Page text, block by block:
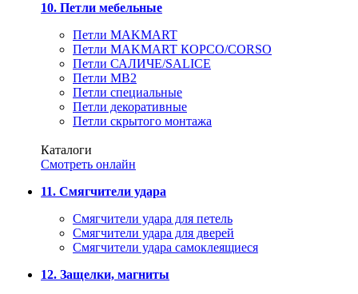
10. Петли мебельные
Петли MAKMART
Петли MAKMART КОРСО/CORSO
Петли САЛИЧЕ/SALICE
Петли MB2
Петли специальные
Петли декоративные
Петли скрытого монтажа
Каталоги
Смотреть онлайн
11. Смягчители удара
Смягчители удара для петель
Смягчители удара для дверей
Cмягчители удара самоклеящиеся
12. Защелки, магниты